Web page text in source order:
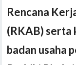
Rencana
(RKAB) serta
badan usaha